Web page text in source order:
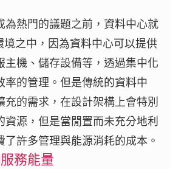
為熱門的議題之前，資料中心就
之中，因為資料中心可以提供
主機、儲存設備等，透過集中化
率的管理。但是傳統的資料中
充的需求，在設計架構上會特別
資源，但是當閒置而未充分地利
許多管理與能源消耗的成本。
務能量